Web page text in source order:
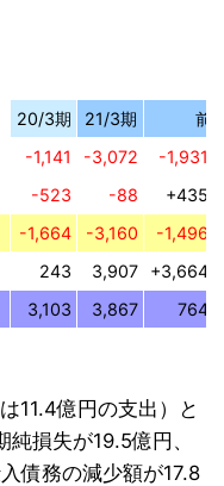
20/3期 21/3期
前
-1,141 -3,072
-1,931
-523 -88
+435
-1,664 -3,160
-1,496
243 3,907 +3,664
3,103 3,867
764
11.4億円の支出）と
損失が19.5億円、
債務の減少額が17.8